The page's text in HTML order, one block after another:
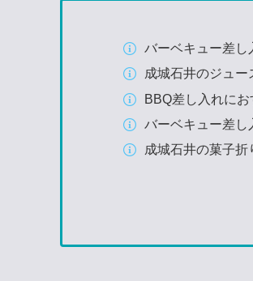
バーベキュー差し
成城石井のジュー
BBQ差し入れに
バーベキュー差し
成城石井の菓子